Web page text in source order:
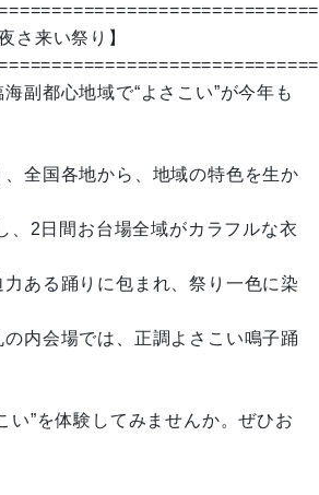
さ来い祭り】
副都心地域で“よさこい”が今年も
全国各地から、地域の特色を生か
、2日間お台場全域がカラフルな衣
ある踊りに包まれ、祭り一色に染
内会場では、正調よさこい鳴子踊
い”を体験してみませんか。ぜひお